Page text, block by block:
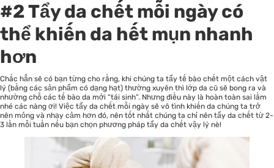
#2 Tẩy da chết mỗi ngày có
thể khiến da hết mụn nhanh
hơn
Chắc hẳn sẽ có bạn từng cho rằng, khi chúng ta tẩy tế bào chết một cách vật
lý (bằng các sản phẩm có dạng hạt) thường xuyên thì lớp da cũ sẽ bong ra và
nhường chỗ các tế bào da mới “tái sinh”. Nhưng điều này là hoàn toàn sai lầm
nhé các nàng ơi! Việc tẩy da chết mỗi ngày sẽ vô tình khiến da chúng ta trở
nên mỏng và nhạy cảm hơn đó, nên tốt nhất chúng ta chỉ nên tẩy da chết từ 2-
3 lần mỗi tuần nếu bạn chọn phương pháp tẩy da chết vậy lý nè!